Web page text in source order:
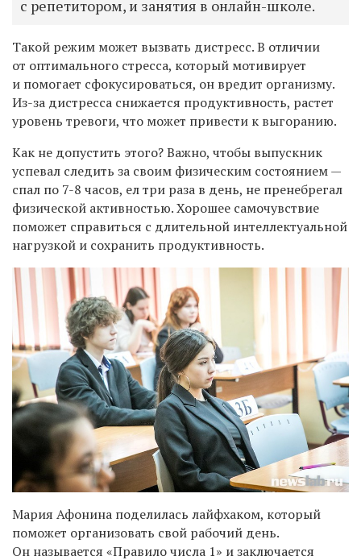
с репетитором, и занятия в онлайн-школе.
Такой режим может вызвать дистресс. В отличии
от оптимального стресса, который мотивирует
и помогает сфокусироваться, он вредит организму.
Из-за дистресса снижается продуктивность, растет
уровень тревоги, что может привести к выгоранию.
Как не допустить этого? Важно, чтобы выпускник
успевал следить за своим физическим состоянием —
спал по 7-8 часов, ел три раза в день, не пренебрегал
физической активностью. Хорошее самочувствие
поможет справиться с длительной интеллектуальной
нагрузкой и сохранить продуктивность.
Мария Афонина поделилась лайфхаком, который
поможет организовать свой рабочий день.
Он называется «Правило числа 1» и заключается